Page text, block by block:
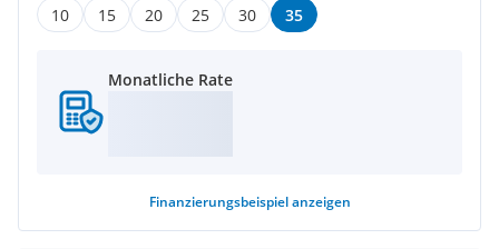
Wolf & Sohn Immobilien GmbH
www.wolfundsohn.com
Der Vermittler ist als Doppelmakler tätig.
10
15 20 25 30 35
Monatliche Rate
Finanzierungsbeispiel anzeigen